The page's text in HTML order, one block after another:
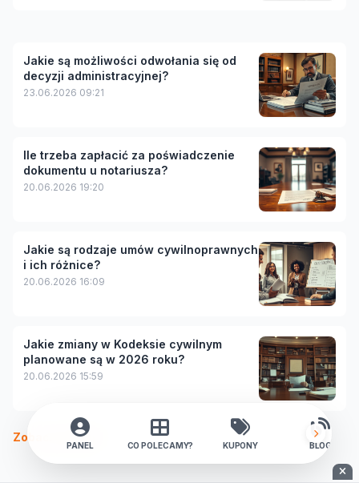
Jakie są możliwości odwołania się od
decyzji administracyjnej?
23.06.2026 09:21
Ile trzeba zapłacić za poświadczenie
dokumentu u notariusza?
20.06.2026 19:20
Jakie są rodzaje umów cywilnoprawnych
i ich różnice?
20.06.2026 16:09
Jakie zmiany w Kodeksie cywilnym
planowane są w 2026 roku?
20.06.2026 15:59
Zobacz więcej
PANEL CO POLECAMY? KUPONY BLOG